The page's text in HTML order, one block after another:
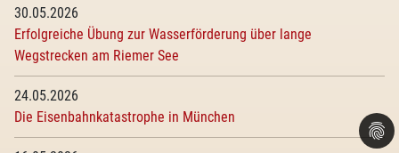
30.05.2026
Erfolgreiche Übung zur Wasserförderung über lange
Wegstrecken am Riemer See
24.05.2026
Die Eisenbahnkatastrophe in München